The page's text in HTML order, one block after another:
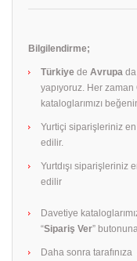
Bilgilendirme;
Türkiye de Avrupa
yapıyoruz. Her
kataloglarımızı
Yurtiçi siparişleriniz
edilir.
Yurtdışı siparişleriniz
edilir
Davetiye
“Sipariş Ver”
Daha sonra